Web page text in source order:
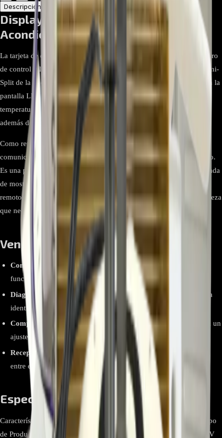
Descripción
Atributos
Display LG EBR65245001 para Aire
Acondicionado Inverter V
La tarjeta de display, con número de parte
, es el centro
de control y la interfaz de usuario para aires acondicionados tipo Mini-
Split de la línea Inverter V de LG. Su función principal es mostrar en la
pantalla LED toda la información relevante del equipo, como la
temperatura, el modo de operación y la velocidad del ventilador,
además de recibir las señales del control remoto.
Como repuesto original de LG, esta placa receptora garantiza una
comunicación perfecta con la tarjeta principal del aire acondicionado.
Es una pieza clave para el diagnóstico de fallas, ya que es la encargada
de mostrar los códigos de error. Si tu equipo no responde al control
remoto o la pantalla no enciende, es muy probable que esta sea la pieza
que necesitas reemplazar.
Ventajas y Beneficios
Control Total:
Restaura la capacidad de ver y ajustar todas las
funciones de tu aire acondicionado.
Diagnóstico Preciso:
Permite visualizar los códigos de error para
identificar fallas de manera rápida.
Compatibilidad Garantizada:
Al ser una pieza original, asegura un
ajuste y funcionamiento perfectos en modelos LG Inverter V.
Receptor IR Integrado: Soluciona problemas de comunicación
entre el equipo y el control remoto.
Especificaciones Técnicas
Característica Detalle Número de Parte EBR65245001 Marca LG Tipo
de Producto Tarjeta de Display Tecnología Compatible LG Inverter V